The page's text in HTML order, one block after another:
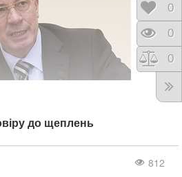
до щеплень
812
0
0
0